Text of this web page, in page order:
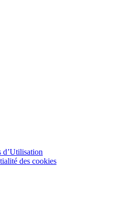
d’Utilisation
des cookies